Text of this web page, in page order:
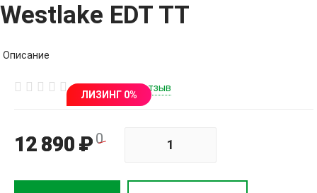
Westlake EDT TT
Описание
ЛИЗИНГ 0%
Написать отзыв
12 890 ₽ 0